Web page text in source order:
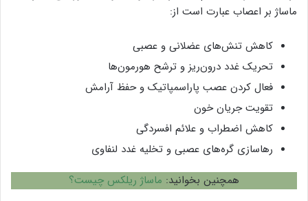
ماساژ بر اعصاب عبارت است از:
کاهش تنش‌های عضلانی و عصبی
تحریک غدد درون‌ریز و ترشح هورمون‌ها
فعال کردن عصب پاراسمپاتیک و حفظ آرامش
تقویت جریان خون
کاهش اضطراب و علائم افسردگی
رهاسازی گره‌های عصبی و تخلیه غدد لنفاوی
همچنین بخوانید: ماساژ ریلکس چیست؟